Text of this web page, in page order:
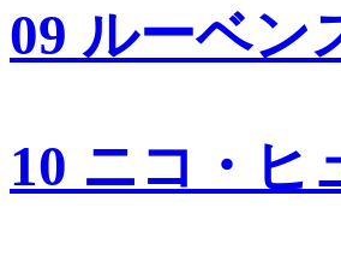
09 ルーベン
10 ニコ・ヒ